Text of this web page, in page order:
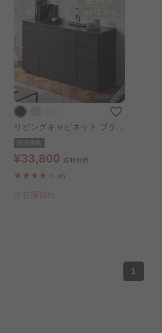
リビングキャビネット ブラッ
ク販売価格
¥33,800 送料無料
(4)
※在庫切れ
1